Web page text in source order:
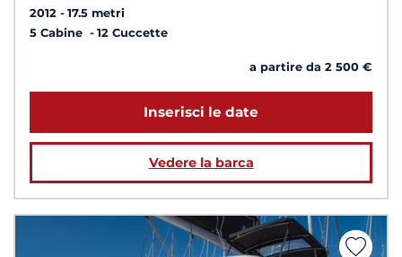
2012
17.5 metri
5 Cabine
12 Cuccette
a partire da 2 500 €
Inserisci le date
Vedere la barca